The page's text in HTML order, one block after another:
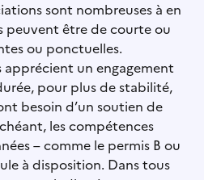
sont nombreuses à en
peuvent être de courte ou
ou ponctuelles.
apprécient un engagement
pour plus de stabilité,
besoin d’un soutien de
les compétences
– comme le permis B ou
à disposition. Dans tous